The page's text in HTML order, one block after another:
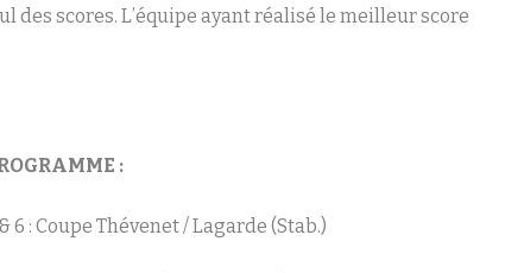
scores. L’équipe ayant réalisé le meilleur score
:
6 : Coupe Thévenet / Lagarde (Stab.)